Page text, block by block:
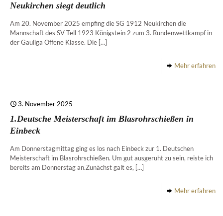
Neukirchen siegt deutlich
Am 20. November 2025 empfing die SG 1912 Neukirchen die
Mannschaft des SV Tell 1923 Königstein 2 zum 3. Rundenwettkampf in
der Gauliga Offene Klasse. Die […]
Mehr erfahren
3. November 2025
1.Deutsche Meisterschaft im Blasrohrschießen in
Einbeck
Am Donnerstagmittag ging es los nach Einbeck zur 1. Deutschen
Meisterschaft im Blasrohrschießen. Um gut ausgeruht zu sein, reiste ich
bereits am Donnerstag an.Zunächst galt es, […]
Mehr erfahren